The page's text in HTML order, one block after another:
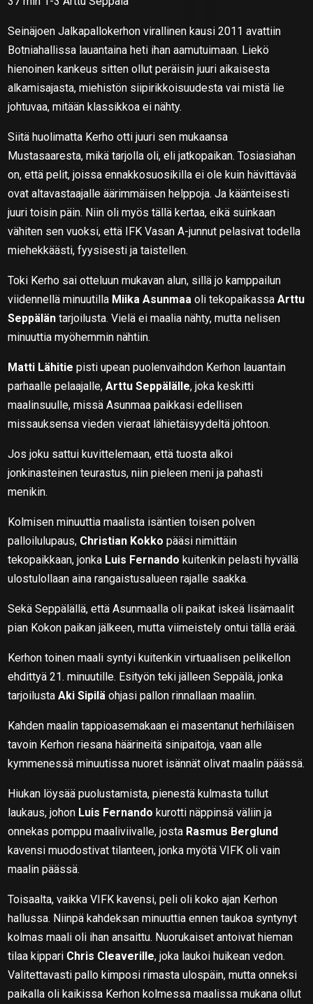
Seinäjoen Jalkapallokerhon virallinen kausi 2011 avattiin
Botniahallissa lauantaina heti ihan aamutuimaan. Liekö
hienoinen kankeus sitten ollut peräisin juuri aikaisesta
alkamisajasta, miehistön siipirikkoisuudesta vai mistä lie
johtuvaa, mitään klassikkoa ei nähty.
Siitä huolimatta Kerho otti juuri sen mukaansa
Mustasaaresta, mikä tarjolla oli, eli jatkopaikan. Tosiasiahan
on, että pelit, joissa ennakkosuosikilla ei ole kuin hävittävää
ovat altavastaajalle äärimmäisen helppoja. Ja käänteisesti
juuri toisin päin. Niin oli myös tällä kertaa, eikä suinkaan
vähiten sen vuoksi, että IFK Vasan A-junnut pelasivat todella
miehekkäästi, fyysisesti ja taistellen.
Toki Kerho sai otteluun mukavan alun, sillä jo kamppailun
viidennellä minuutilla Miika Asunmaa oli tekopaikassaArttu
Seppälän tarjoilusta. Vielä ei maalia nähty, mutta nelisen
minuuttia myöhemmin nähtiin.
Matti Lähitie pisti upean puolenvaihdon Kerhon lauantain
parhaalle pelaajalle,Arttu Seppälälle, joka keskitti
maalinsuulle, missä Asunmaa paikkasi edellisen
missauksensa vieden vieraat lähietäisyydeltä johtoon.
Jos joku sattui kuvittelemaan, että tuosta alkoi
jonkinasteinen teurastus, niin pieleen meni ja pahasti
menikin.
Kolmisen minuuttia maalista isäntien toisen polven
palloilulupaus, Christian Kokko pääsi nimittäin
tekopaikkaan, jonka Luis Fernando kuitenkin pelasti hyvällä
ulostulollaan aina rangaistusalueen rajalle saakka.
Sekä Seppälällä, että Asunmaalla oli paikat iskeä lisämaalit
pian Kokon paikan jälkeen, mutta viimeistely ontui tällä erää.
Kerhon toinen maali syntyi kuitenkin virtuaalisen pelikellon
ehdittyä 21. minuutille. Esityön teki jälleen Seppälä, jonka
tarjoilustaAki Sipilä ohjasi pallon rinnallaan maaliin.
Kahden maalin tappioasemakaan ei masentanut herhiläisen
tavoin Kerhon riesana häärineitä sinipaitoja, vaan alle
kymmenessä minuutissa nuoret isännät olivat maalin päässä.
Hiukan löysää puolustamista, pienestä kulmasta tullut
laukaus, johon Luis Fernando kurotti näppinsä väliin ja
onnekas pomppu maaliviivalle, josta Rasmus Berglund
kavensi muodostivat tilanteen, jonka myötä VIFK oli vain
maalin päässä.
Toisaalta, vaikka VIFK kavensi, peli oli koko ajan Kerhon
hallussa. Niinpä kahdeksan minuuttia ennen taukoa syntynyt
kolmas maali oli ihan ansaittu. Nuorukaiset antoivat hieman
tilaa kippari Chris Cleaverille, joka laukoi huikean vedon.
Valitettavasti pallo kimposi rimasta ulospäin, mutta onneksi
paikalla oli kaikissa Kerhon kolmessa maalissa mukana ollut